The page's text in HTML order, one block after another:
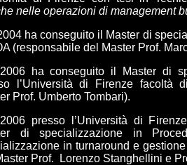
nelle operazioni di management
ha conseguito il Master di
(responsabile del Master Prof.
ha conseguito il Master di
l’Università di Firenze facoltà
Prof. Umberto Tombari).
presso l’Università di
di specializzazione in
in turnaround e
Prof. Lorenzo Stanghellini e